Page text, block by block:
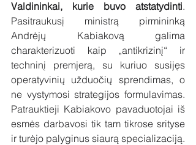
Valdininkai, kurie buvo atstatydinti.
Pasitraukusį ministrą pirmininką
Andrėjų Kabiakovą galima
charakterizuoti kaip „antikrizinį“ ir
techninį premjerą, su kuriuo susijęs
operatyvinių užduočių sprendimas, o
ne vystymosi strategijos formulavimas.
Patrauktieji Kabiakovo pavaduotojai iš
esmės darbavosi tik tam tikrose srityse
ir turėjo palyginus siaurą specializaciją.